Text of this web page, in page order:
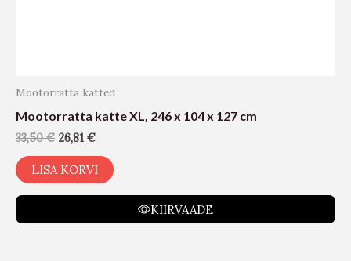
Mootorratta katted
Mootorratta katte XL, 246 x 104 x 127 cm
33,50€ 26,81 €
LISA KORVI
KIIRVAADE